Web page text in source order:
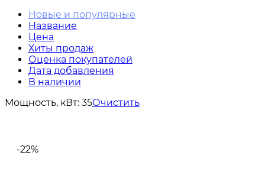
Новые и популярные
Название
Цена
Хиты продаж
Оценка покупателей
Дата добавления
В наличии
Мощность, кВт: 35Очистить
-22%